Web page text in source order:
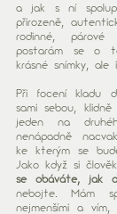
a jak s ní
přirozeně,
rodinné, párové
postarám se o
krásné snímky, ale
Při focení kladu
sami sebou,
jeden na
nenápadně
ke kterým se
Jako když si
se obáváte, jak
nebojte. Mám
nejmenšími a